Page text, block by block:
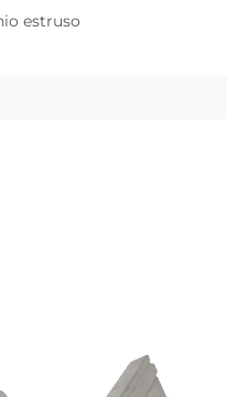
estruso